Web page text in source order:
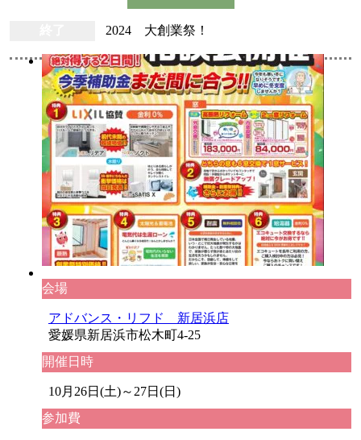
2024 大創業祭！
会場
アドバンス・リフド 新居浜店
愛媛県新居浜市松木町4-25
開催日時
10月26日(土)～27日(日)
参加費